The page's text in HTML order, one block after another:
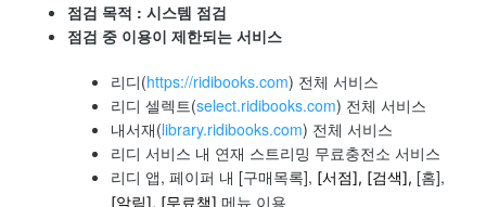
[공지] 개인정보 처리방침 개정 안내
[공지] 2026년 3월 25일 시스템 점검 공지
[공지] 작품 선물하기 결제 정책 변경 안내
점검 목적 : 시스템 점검
점검 중 이용이 제한되는 서비스
리디(https://ridibooks.com) 전체 서비스
리디 셀렉트(select.ridibooks.com) 전체 서비스
내서재(library.ridibooks.com) 전체 서비스
리디 서비스 내 연재 스트리밍 무료충전소 서비스
리디 앱, 페이퍼 내 [구매목록], [서점], [검색], [홈],
[알림], [무료책] 메뉴 이용